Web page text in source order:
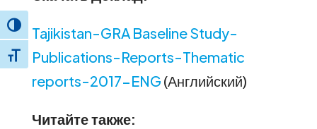
Toggle High Contrast
Toggle Font size
Tajikistan-GRA Baseline Study-
Publications-Reports-Thematic
reports-2017-ENG (Английский)
Читайте также: